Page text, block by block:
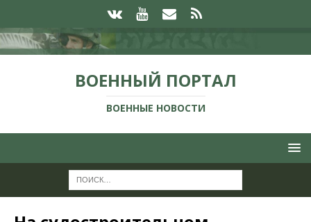
ВОЕННЫЙ ПОРТАЛ
ВОЕННЫЕ НОВОСТИ